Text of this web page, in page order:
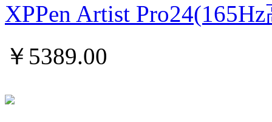
XPPen Artist
￥ 5389.00